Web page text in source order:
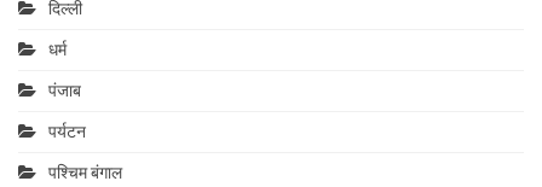
दिल्ली
धर्म
पंजाब
पर्यटन
पश्चिम बंगाल